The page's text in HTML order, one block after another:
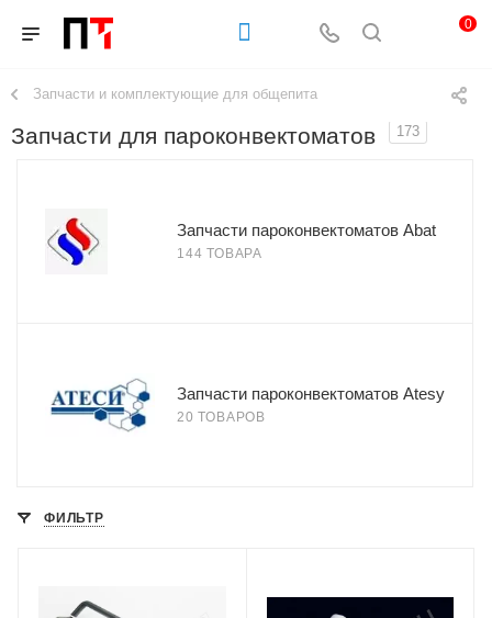
0
Запчасти и комплектующие для общепита
Запчасти для пароконвектоматов 173
Запчасти пароконвектоматов Abat
144 ТОВАРА
Запчасти пароконвектоматов Atesy
20 ТОВАРОВ
ФИЛЬТР